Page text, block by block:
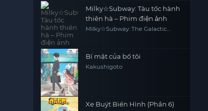
Milky☆Subway: Tàu tốc hành
thiên hà – Phim điện ảnh
Milky☆Subway: The Galactic
Bí mật của bố tôi
Kakushigoto
Xe Buýt Biến Hình (Phần 6)